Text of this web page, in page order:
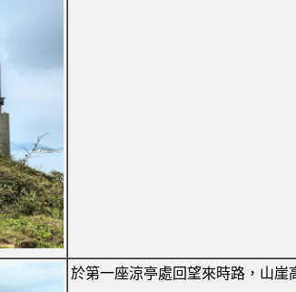
於第一座涼亭處回望來時路，山崖